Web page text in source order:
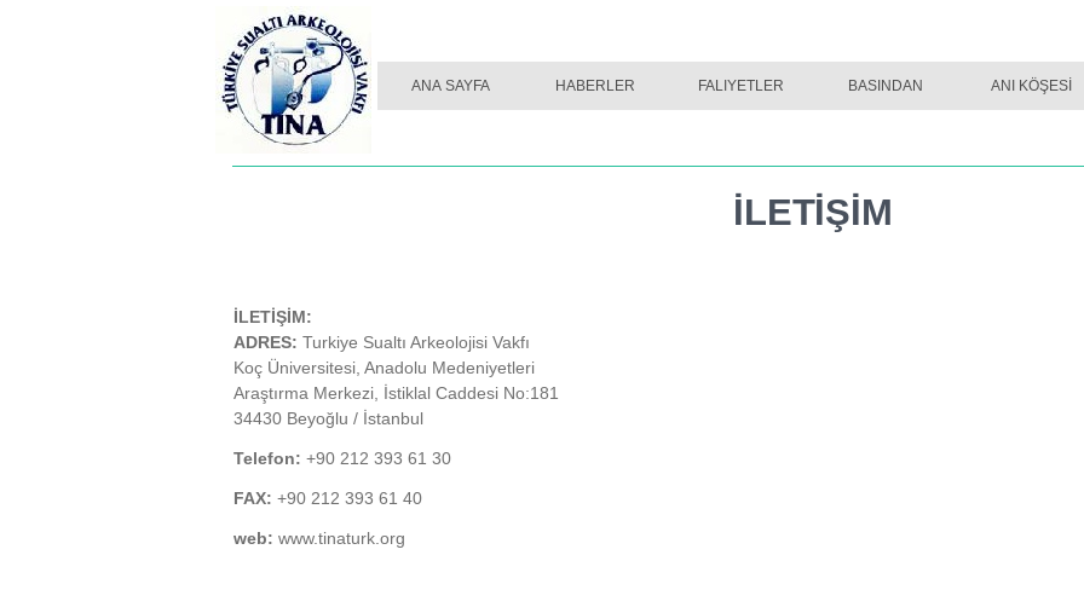
TINA DERGI SAYI 01 TINA DERGI SAYI 02 TINA DERGI SAYI 03 TINA DERGI SAYI
İLETİŞİM
ANA SAYFA HABERLER FALIYETLER BASINDAN ANI KÖŞESİ
İLETİŞİM:
ADRES: Turkiye Sualtı Arkeolojisi Vakfı
Koç Üniversitesi, Anadolu Medeniyetleri
Araştırma Merkezi, İstiklal Caddesi No:181
34430 Beyoğlu / İstanbul
Telefon: +90 212 393 61 30
FAX: +90 212 393 61 40
web: www.tinaturk.org